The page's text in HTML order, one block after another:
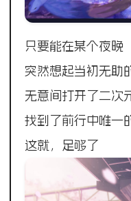
只要能在某个夜晚
突然想起当初无助
无意间打开了二次
找到了前行中唯一
这就，足够了